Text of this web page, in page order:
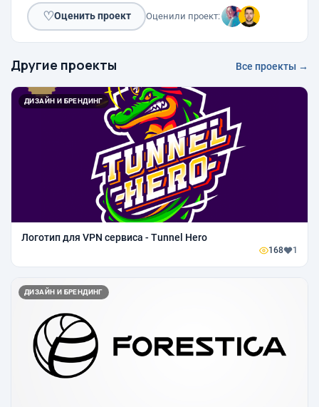
♡Оценить проект Оценили проект:
Другие проекты Все проекты →
ДИЗАЙН И БРЕНДИНГ
Логотип для VPN сервиса - Tunnel Hero
168 1
ДИЗАЙН И БРЕНДИНГ